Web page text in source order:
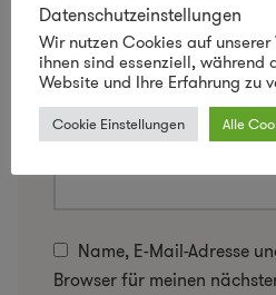
E-Mail-Adresse*
Website
Name, E-Mail-Adresse
Browser für meinen
Datenschutzeinstellungen
Wir nutzen Cookies auf
ihnen sind essenziell, während
Website und Ihre Erfahrung zu
Cookie Einstellungen Alle